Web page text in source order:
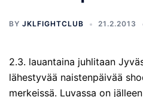
BY JKLFIGHTCLUB 21.2.2013
2.3. lauantaina juhlitaan
lähestyvää naistenpäivää
merkeissä. Luvassa on